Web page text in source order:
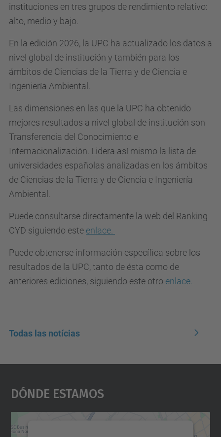
instituciones en tres grupos de rendimiento relativo:
alto, medio y bajo.
En la edición 2026, la UPC ha actualizado los datos a
nivel global de institución y también para los
ámbitos de Ciencias de la Tierra y de Ciencia e
Ingeniería Ambiental.
Las dimensiones en las que la UPC ha obtenido
mejores resultados a nivel global de institución son
Transferencia del Conocimiento e
Internacionalización. Lidera así mismo la lista de
universidades españolas analizadas en los ámbitos
de Ciencias de la Tierra y de Ciencia e Ingeniería
Ambiental.
Puede consultarse directamente la web del Ranking
CYD siguiendo este enlace.
Puede obtenerse información específica sobre los
resultados de la UPC, tanto de ésta como de
anteriores ediciones, siguiendo este otro enlace.
Todas las notícias
Dónde Estamos